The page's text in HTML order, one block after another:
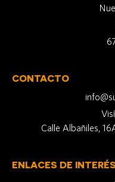
CONTACTO
Calle Albañiles,
ENLACES DE INTERÉS